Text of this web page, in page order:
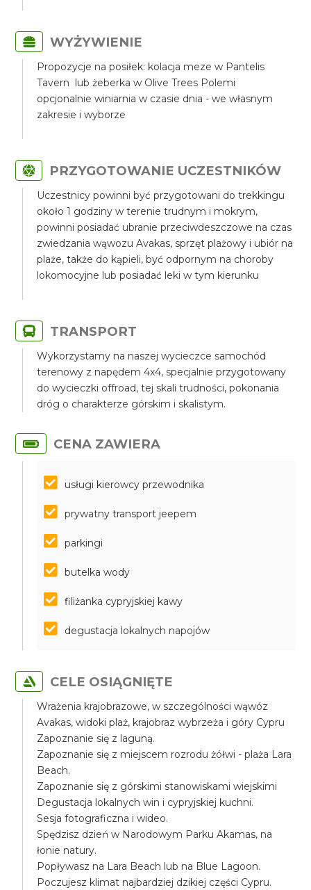
WYŻYWIENIE
Propozycje na posiłek: kolacja meze w Pantelis
Tavern lub żeberka w Olive Trees Polemi
opcjonalnie winiarnia w czasie dnia - we własnym
zakresie i wyborze
PRZYGOTOWANIE UCZESTNIKÓW
Uczestnicy powinni być przygotowani do trekkingu
około 1 godziny w terenie trudnym i mokrym,
powinni posiadać ubranie przeciwdeszczowe na czas
zwiedzania wąwozu Avakas, sprzęt plażowy i ubiór na
plaże, także do kąpieli, być odpornym na choroby
lokomocyjne lub posiadać leki w tym kierunku
TRANSPORT
Wykorzystamy na naszej wycieczce samochód
terenowy z napędem 4x4, specjalnie przygotowany
do wycieczki offroad, tej skali trudności, pokonania
dróg o charakterze górskim i skalistym.
CENA ZAWIERA
usługi kierowcy przewodnika
prywatny transport jeepem
parkingi
butelka wody
filiżanka cypryjskiej kawy
degustacja lokalnych napojów
CELE OSIĄGNIĘTE
Wrażenia krajobrazowe, w szczególności wąwóz
Avakas, widoki plaż, krajobraz wybrzeża i góry Cypru
Zapoznanie się z laguną.
Zapoznanie się z miejscem rozrodu żółwi - plaża Lara
Beach.
Zapoznanie się z górskimi stanowiskami wiejskimi
Degustacja lokalnych win i cypryjskiej kuchni.
Sesja fotograficzna i wideo.
Spędzisz dzień w Narodowym Parku Akamas, na
łonie natury.
Popływasz na Lara Beach lub na Blue Lagoon.
Poczujesz klimat najbardziej dzikiej części Cypru.